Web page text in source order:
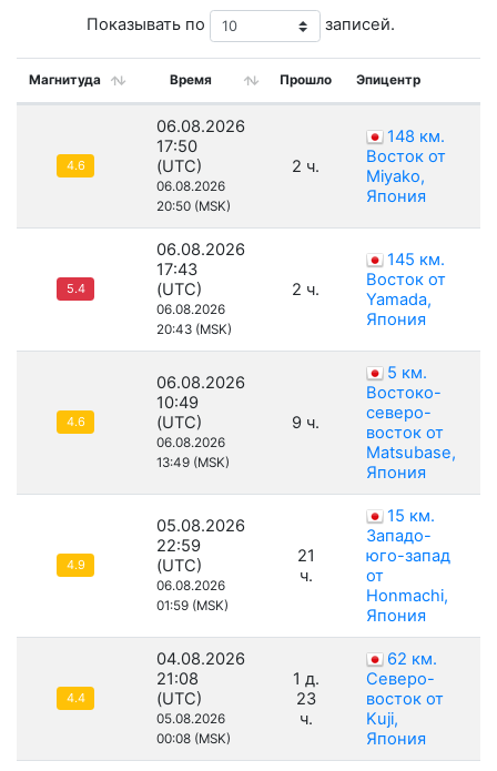
Показывать по записей.
Магнитуда Время Прошло Эпицентр
4.6
06.08.2026
17:50
(UTC)
06.08.2026
20:50 (MSK)
2 ч.
148 км.
Восток от
Miyako,
Япония
5.4
06.08.2026
17:43
(UTC)
06.08.2026
20:43 (MSK)
2 ч.
145 км.
Восток от
Yamada,
Япония
4.6
06.08.2026
10:49
(UTC)
06.08.2026
13:49 (MSK)
9 ч.
5 км.
Востоко-
северо-
восток от
Matsubase,
Япония
4.9
05.08.2026
22:59
(UTC)
06.08.2026
01:59 (MSK)
21
ч.
15 км.
Западо-
юго-запад
от
Honmachi,
Япония
4.4
04.08.2026
21:08
(UTC)
05.08.2026
00:08 (MSK)
1 д.
23
ч.
62 км.
Северо-
восток от
Kuji,
Япония